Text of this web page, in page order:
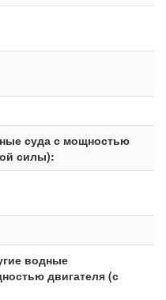
суда с мощностью
силы):
водные
двигателя (с